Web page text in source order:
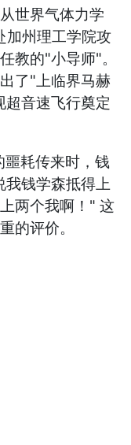
世界气体力学
加州理工学院攻
教的"小导师"。
了"上临界马赫
音速飞行奠定
耗传来时，钱
我钱学森抵得上
两个我啊！" 这
的评价。